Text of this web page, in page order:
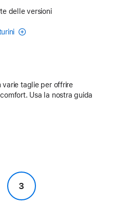
delle versioni
varie taglie per offrire
Usa la nostra guida
3